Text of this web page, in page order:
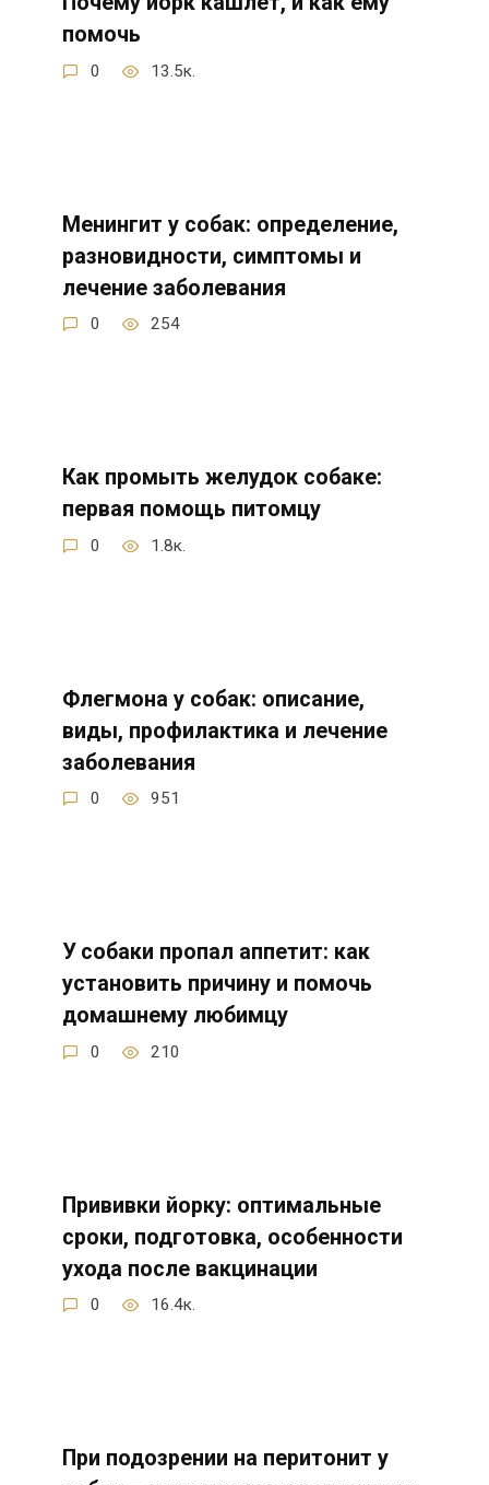
помочь
0 13.5к.
Менингит у собак: определение,
разновидности, симптомы и
лечение заболевания
0 254
Как промыть желудок собаке:
первая помощь питомцу
0 1.8к.
Флегмона у собак: описание,
виды, профилактика и лечение
заболевания
0 951
У собаки пропал аппетит: как
установить причину и помочь
домашнему любимцу
0 210
Прививки йорку: оптимальные
сроки, подготовка, особенности
ухода после вакцинации
0 16.4к.
При подозрении на перитонит у